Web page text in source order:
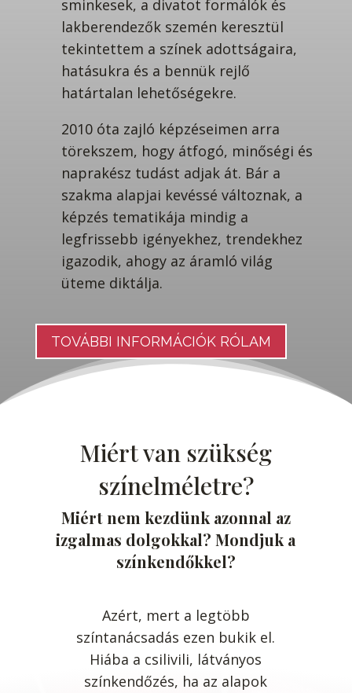
sminkesek, a divatot formálók és
lakberendezők szemén keresztül
tekintettem a színek adottságaira,
hatásukra és a bennük rejlő
határtalan lehetőségekre.
2010 óta zajló képzéseimen arra
törekszem, hogy átfogó, minőségi és
naprakész tudást adjak át. Bár a
szakma alapjai kevéssé változnak, a
képzés tematikája mindig a
legfrissebb igényekhez, trendekhez
igazodik, ahogy az áramló világ
üteme diktálja.
TOVÁBBI INFORMÁCIÓK RÓLAM
Miért van szükség
színelméletre?
Miért nem kezdünk azonnal az
izgalmas dolgokkal? Mondjuk a
színkendőkkel?
Azért, mert a legtöbb
színtanácsadás ezen bukik el.
Hiába a csilivili, látványos
színkendőzés, ha az alapok